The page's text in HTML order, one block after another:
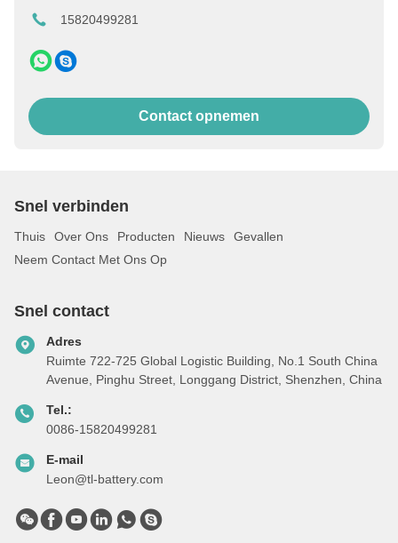
15820499281
Contact opnemen
Snel verbinden
Thuis Over Ons Producten Nieuws
Gevallen
Neem Contact Met Ons Op
Snel contact
Adres
Ruimte 722-725 Global Logistic Building, No.1 South China
Avenue, Pinghu Street, Longgang District, Shenzhen, China
Tel.:
0086-15820499281
E-mail
Leon@tl-battery.com